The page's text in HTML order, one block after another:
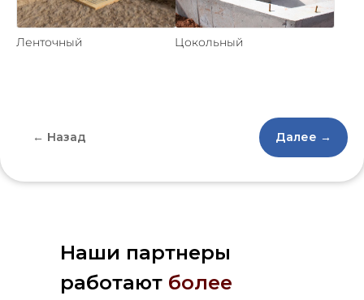
Ленточный Цокольный
← Назад Далее →
Наши партнеры
работают более